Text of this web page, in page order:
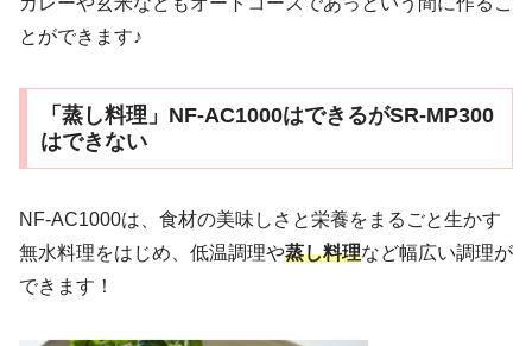
とができます♪
「蒸し料理」NF-AC1000はできるがSR-MP300
はできない
NF-AC1000は、食材の美味しさと栄養をまるごと生かす
無水料理をはじめ、低温調理や蒸し料理など幅広い調理が
できます！